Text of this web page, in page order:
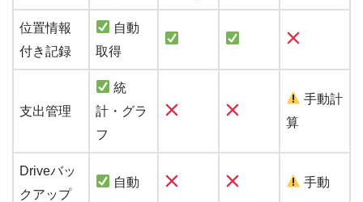
位置情報
付き記録
自動
取得
支出管理
統
計・グラ
フ
手動計
算
Driveバッ
クアップ
自動 手動